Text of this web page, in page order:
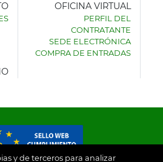
y de terceros para analizar
OFICINA VIRTUAL
PERFIL DEL
CONTRATANTE
SEDE ELECTRÓNICA
COMPRA DE ENTRADAS